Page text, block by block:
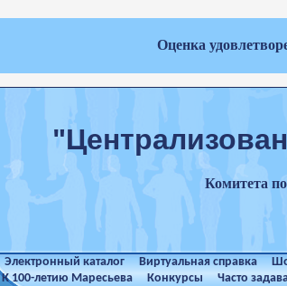
Оценка
Комитета
Электронный каталог Виртуальная справка
К 100-летию Маресьева
Конкурсы Часто